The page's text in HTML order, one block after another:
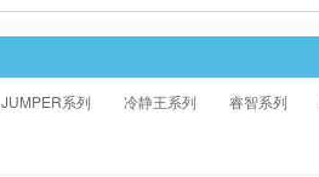
JUMPER系列 冷静王系列 睿智系列